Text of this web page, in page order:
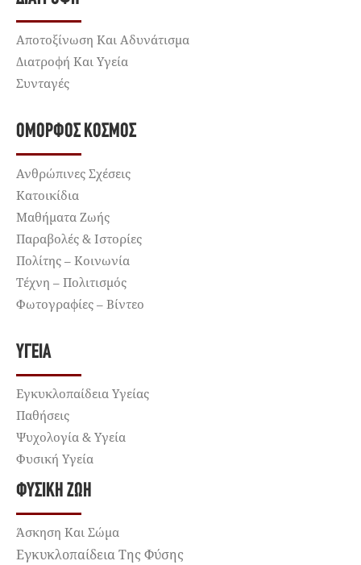
Αποτοξίνωση Και Αδυνάτισμα
Διατροφή Και Υγεία
Συνταγές
ΌΜΟΡΦΟΣ ΚΌΣΜΟΣ
Ανθρώπινες Σχέσεις
Κατοικίδια
Μαθήματα Ζωής
Παραβολές & Ιστορίες
Πολίτης – Κοινωνία
Τέχνη – Πολιτισμός
Φωτογραφίες – Βίντεο
ΥΓΕΊΑ
Εγκυκλοπαίδεια Υγείας
Παθήσεις
Ψυχολογία & Υγεία
Φυσική Υγεία
ΦΥΣΙΚΉ ΖΩΉ
Άσκηση Και Σώμα
Εγκυκλοπαίδεια Της Φύσης